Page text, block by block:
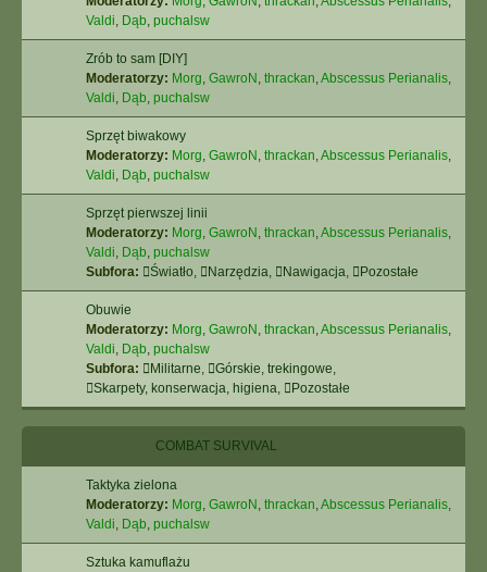
Valdi, Dąb, puchalsw
Zrób to sam [DIY]
Moderatorzy: Morg, GawroN , thrackan,Abscessus Perianalis,
Valdi, Dąb, puchalsw
Sprzęt biwakowy
Moderatorzy: Morg, GawroN , thrackan,Abscessus Perianalis,
Valdi, Dąb, puchalsw
Sprzęt pierwszej linii
Moderatorzy: Morg, GawroN , thrackan,Abscessus Perianalis,
Valdi, Dąb, puchalsw
Subfora:
Światło, Narzędzia, Nawigacja, Pozostałe
Obuwie
Moderatorzy: Morg, GawroN , thrackan,Abscessus Perianalis,
Valdi, Dąb, puchalsw
Subfora:
Militarne, Górskie, trekingowe,
Skarpety, konserwacja, higiena, Pozostałe
COMBAT SURVIVAL
Taktyka zielona
Moderatorzy: Morg, GawroN , thrackan,Abscessus Perianalis,
Valdi, Dąb, puchalsw
Sztuka kamuflażu